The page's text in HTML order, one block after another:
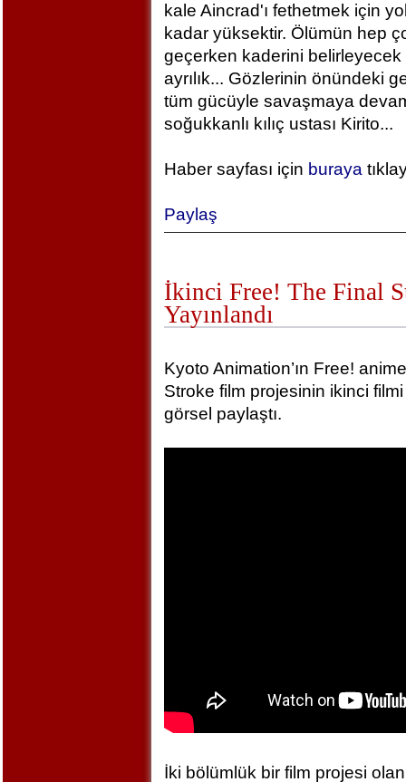
kale Aincrad'ı fethetmek için
kadar yüksektir. Ölümün hep
geçerken kaderini belirleyecek
ayrılık... Gözlerinin önündeki
tüm gücüyle savaşmaya
soğukkanlı kılıç ustası Kirito...
Haber sayfası için buraya
Paylaş
İkinci Free! The Final
Yayınlandı
Kyoto Animation’ın Free!
Stroke film projesinin ikinci
görsel paylaştı.
İki bölümlük bir film projesi